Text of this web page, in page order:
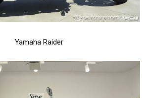
Yamaha Raider